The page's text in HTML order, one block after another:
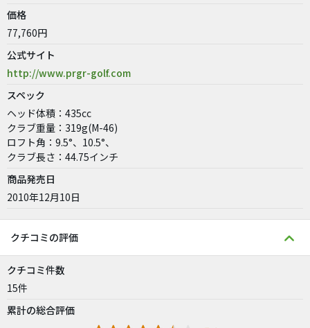
価格
77,760円
公式サイト
http://www.prgr-golf.com
スペック
ヘッド体積：435cc
クラブ重量：319g(M-46)
ロフト角：9.5°、10.5°、
クラブ長さ：44.75インチ
商品発売日
2010年12月10日
クチコミの評価
クチコミ件数
15件
累計の総合評価